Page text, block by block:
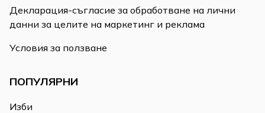
Декларация-съгласие за обработване на лични
данни за целите на маркетинг и реклама
Условия за ползване
ПОПУЛЯРНИ
Изби